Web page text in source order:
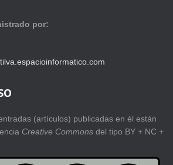
por:
(artículos) publicadas en él están
Creative Commons del tipo BY + NC +